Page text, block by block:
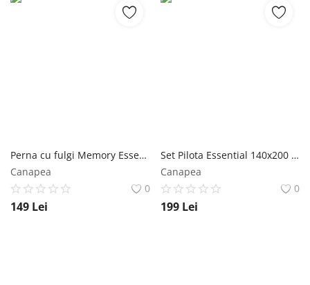
Perna cu fulgi Memory Essence 50x70
Canapea
0
149 Lei
Set Pilota Essential 140x200 + perna classica 50x70
Canapea
0
199 Lei